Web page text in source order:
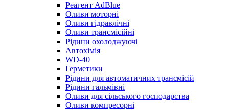
Реагент AdBlue
Оливи моторні
Оливи гідравлічні
Оливи трансмісійні
Рідини охолоджуючі
Автохімія
WD-40
Герметики
Рідини для автоматичних трансмісій
Рідини гальмівні
Оливи для сільського господарства
Оливи компресорні